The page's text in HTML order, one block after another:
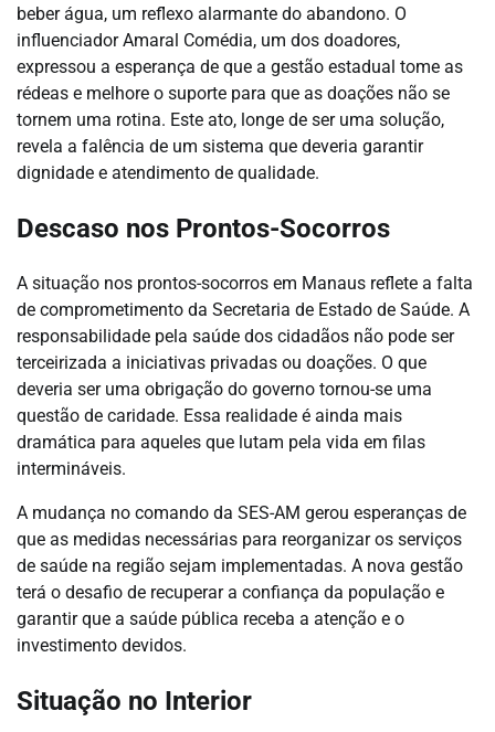
beber água, um reflexo alarmante do abandono. O
influenciador Amaral Comédia, um dos doadores,
expressou a esperança de que a gestão estadual tome as
rédeas e melhore o suporte para que as doações não se
tornem uma rotina. Este ato, longe de ser uma solução,
revela a falência de um sistema que deveria garantir
dignidade e atendimento de qualidade.
Descaso nos Prontos-Socorros
A situação nos prontos-socorros em Manaus reflete a falta
de comprometimento da Secretaria de Estado de Saúde. A
responsabilidade pela saúde dos cidadãos não pode ser
terceirizada a iniciativas privadas ou doações. O que
deveria ser uma obrigação do governo tornou-se uma
questão de caridade. Essa realidade é ainda mais
dramática para aqueles que lutam pela vida em filas
intermináveis.
A mudança no comando da SES-AM gerou esperanças de
que as medidas necessárias para reorganizar os serviços
de saúde na região sejam implementadas. A nova gestão
terá o desafio de recuperar a confiança da população e
garantir que a saúde pública receba a atenção e o
investimento devidos.
Situação no Interior